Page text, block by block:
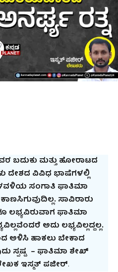
ಬದುಕು ಮತ್ತು ಹೋರಾಟದ
ದೇಶದ ವಿವಿಧ ಭಾಷೆಗಳಲ್ಲಿ
ಸಂಗಾತಿ ಫಾತಿಮಾ
ಸಾವಿರಾರು
ಲಭ್ಯವಿರುವಾಗ ಫಾತಿಮಾ
ಅದು ಲಭ್ಯವಿಲ್ಲದ್ದಲ್ಲ.
ಅಳಿಸಿ ಹಾಕಲು ಬೇಕಾದ
ಸ್ಪಷ್ಟ – ಫಾತಿಮಾ ಶೇಖ್
ಇಸ್ಮತ್‌ ಪಜೀರ್‌.